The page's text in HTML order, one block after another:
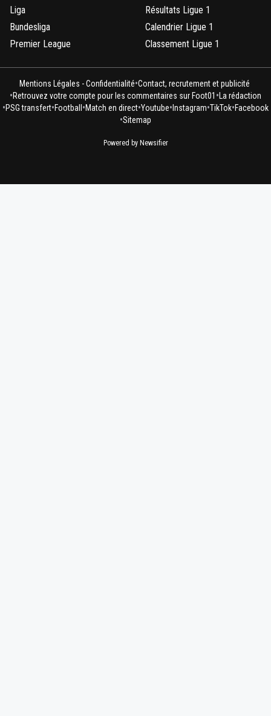
Liga
Bundesliga
Premier League
Résultats Ligue 1
Calendrier Ligue 1
Classement Ligue 1
Mentions Légales - Confidentialité•Contact, recrutement et publicité
•Retrouvez votre compte pour les commentaires sur Foot01 • La rédaction
•PSG transfert•Football •Match en direct•Youtube• Instagram•TikTok•Facebook
•Sitemap
Powered by Newsifier